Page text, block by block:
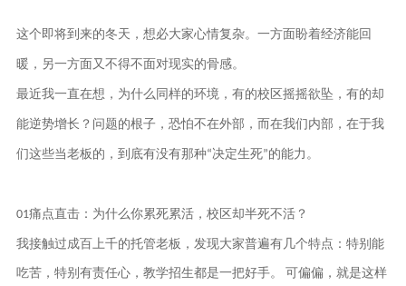
这个即将到来的冬天，想必大家心情复杂。一方面盼着经济能回
暖，另一方面又不得不面对现实的骨感。
最近我一直在想，为什么同样的环境，有的校区摇摇欲坠，有的却
能逆势增长？问题的根子，恐怕不在外部，而在我们内部，在于我
们这些当老板的， 到底有没有那种“决定生死”的能力。
01痛点直击：为什么你累死累活，校区却半死不活？
我接触过成百上千的托管老板，发现大家普遍有几个特点： 特别能
吃苦，特别有责任心，教学招生都是一把好手。 可偏偏，就是这样